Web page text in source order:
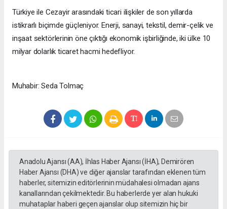
Türkiye ile Cezayir arasındaki ticari ilişkiler de son yıllarda
istikrarlı biçimde güçleniyor. Enerji, sanayi, tekstil, demir-çelik ve
inşaat sektörlerinin öne çıktığı ekonomik işbirliğinde, iki ülke 10
milyar dolarlık ticaret hacmi hedefliyor.
Muhabir: Seda Tolmaç
Anadolu Ajansı (AA), İhlas Haber Ajansı (İHA), Demirören
Haber Ajansı (DHA) ve diğer ajanslar tarafından eklenen tüm
haberler, sitemizin editörlerinin müdahalesi olmadan ajans
kanallarından çekilmektedir. Bu haberlerde yer alan hukuki
muhataplar haberi geçen ajanslar olup sitemizin hiç bir